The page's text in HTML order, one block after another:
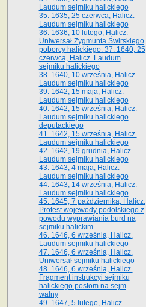
Laudum sejmiku halickiego
35. 1635, 25 czerwca, Halicz.
Laudum sejmiku halickiego
36. 1636, 10 lutego, Halicz.
Uniwersał Zygmunta Świrskiego
poborcy halickiego. 37. 1640, 25
czerwca, Halicz. Laudum
sejmiku halickiego
38. 1640, 10 września, Halicz.
Laudum sejmiku halickiego
39. 1642, 15 maja, Halicz.
Laudum sejmiku halickiego
40. 1642, 15 września, Halicz.
Laudum sejmiku halickiego
deputackiego
41. 1642, 15 września, Halicz.
Laudum sejmiku halickiego
42. 1642, 19 grudnia, Halicz.
Laudum sejmiku halickiego
43. 1643, 4 maja, Halicz.
Laudum sejmiku halickiego
44. 1643, 14 września, Halicz.
Laudum sejmiku halickiego
45. 1645, 7 października, Halicz.
Protest wojewody podolskiego z
powodu wyprawiania burd na
sejmiku halickim
46. 1646, 6 września, Halicz.
Laudum sejmiku halickiego
47. 1646, 6 września, Halicz.
Uniwersał sejmiku halickiego
48. 1646, 6 września, Halicz.
Fragment instrukcyi sejmiku
halickiego postom na sejm
walny
49. 1647, 5 lutego, Halicz.